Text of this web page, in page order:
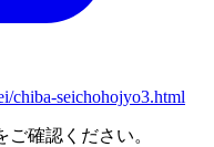
chiba-seichohojyo3.html
ご確認ください。